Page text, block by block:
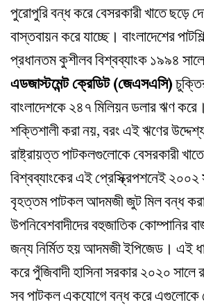
পুরোপুরি বন্ধ করে বেসরকারী খাতে ছড়ে
বাস্তবায়ন করে যাচ্ছে। বাংলাদেশের
প্রধানতম কুশীলব বিশ্বব্যাংক ১৯৯৪
এডজাস্টমেন্ট ক্রেডিট (জেএসএসি)
বাংলাদেশকে ২৪৭ মিলিয়ন ডলার ঋণ
শক্তিশালী করা নয়, বরং এই ঋণের
রাষ্ট্রায়ত্ত পাটকলগুলোকে বেসরকারী
বিশ্বব্যাংকের এই প্রেস্ক্রিপশনেই ২০০২
বৃহত্তম পাটকল আদমজী জুট মিল বন্ধ
উপনিবেশবাদীদের বহুজাতিক কোম্পানির
জন্য নির্মিত হয় আদমজী ইপিজেড। এই
করে পুঁজিবাদী হাসিনা সরকার ২০২০ সালে
সব পাটকল একযোগে বন্ধ করে এগুলোকে